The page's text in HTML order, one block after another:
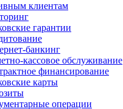
клиентам
гарантии
банкинг
кассовое обслуживание
финансирование
карты
операции